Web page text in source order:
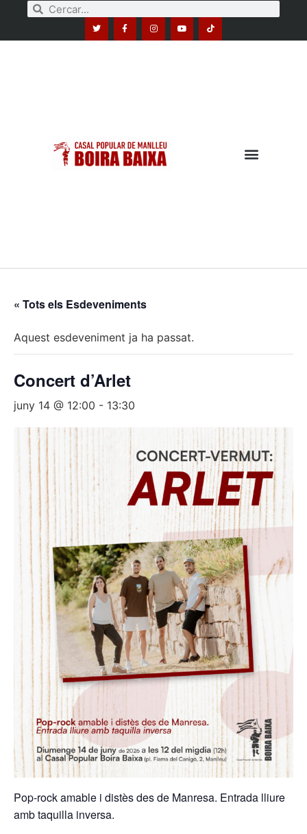
« Tots els Esdeveniments
Aquest esdeveniment ja ha passat.
Concert d’Arlet
juny 14 @ 12:00 - 13:30
Pop-rock amable i distès des de Manresa. Entrada lliure
amb taquilla inversa.